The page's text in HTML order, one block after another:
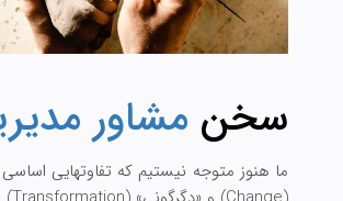
سخن مشاور
ما هنوز متوجه نیستیم که تفاوتهایی